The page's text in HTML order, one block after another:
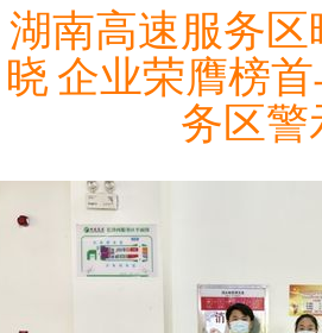
湖南高速服务
晓 企业荣膺榜
务区警